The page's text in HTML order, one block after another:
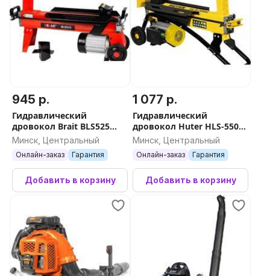
945 р.
Гидравлический
дровокол Brait BLS525
pm1129319615
Минск, Центральный
Онлайн-заказ Гарантия
Добавить в корзину
1 077 р.
Гидравлический
дровокол Huter HLS-5500
70/14/1
Минск, Центральный
Онлайн-заказ Гарантия
Добавить в корзину